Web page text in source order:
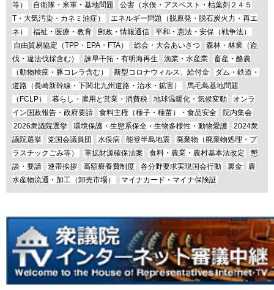
等）
自衛隊・米軍・基地問題
公害（水俣・アスベスト・枯葉剤２４５
T・大気汚染・カネミ油症）
エネルギー問題（脱原発・脱石炭火力・再エ
ネ）
福祉・医療・教育 郵政・情報通信
平和・憲法・安保（戦争法）
自由貿易協定（TPP・EPA・FTA）
総会・大会あいさつ
森林・林業（盗
伐・違法伐採含む）
諫早干拓・有明海再生 漁業・水産業
畜産・酪農
（動物検疫・豚コレラ含む）
新型コロナウィルス、給付金
ダム・鉄道・
道路（長崎新幹線・下関北九州道路・治水・鉱害）
馬毛島基地問題
（FCLP）
暮らし・雇用と営業・消費税 地球温暖化・気候変動
オンラ
イン国政報告・政府要請
食料主権（種子・種苗）・食品安全
院内集会
2026衆議院選挙
環境保護・生態系保全・生物多様性・動物愛護
2024衆
議院選挙
党国会議員団 水俣病 能登半島地震
廃棄物（廃棄物処理・プ
ラスチックごみ等）
軍拡財源確保法案 食料・農業・農村基本法改定
懇
談・要請
連帯挨拶 高額療養費制度 各分野要求実現国会行動 裏金
農
水産物流通・加工（卸売市場）
マイナカード・マイナ保険証